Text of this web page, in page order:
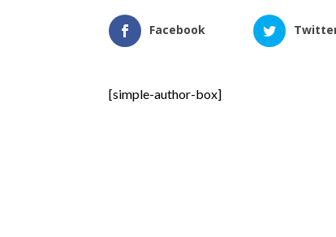
Facebook
[simple-author-box]